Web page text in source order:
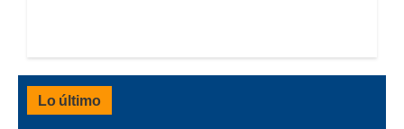
Lo último